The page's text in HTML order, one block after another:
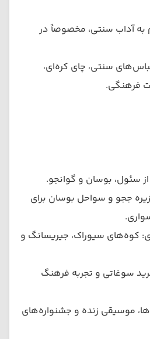
آداب سنتی، مخصوصاً در
سنتی، چای کره‌ای،
فرهنگی.
سئول، بوسان و گوانجو.
ججو و سواحل بوسان برای
کوه‌های سیوراک، جیریسانگ و
سوغاتی و تجربه فرهنگ
موسیقی زنده و جشنواره‌های